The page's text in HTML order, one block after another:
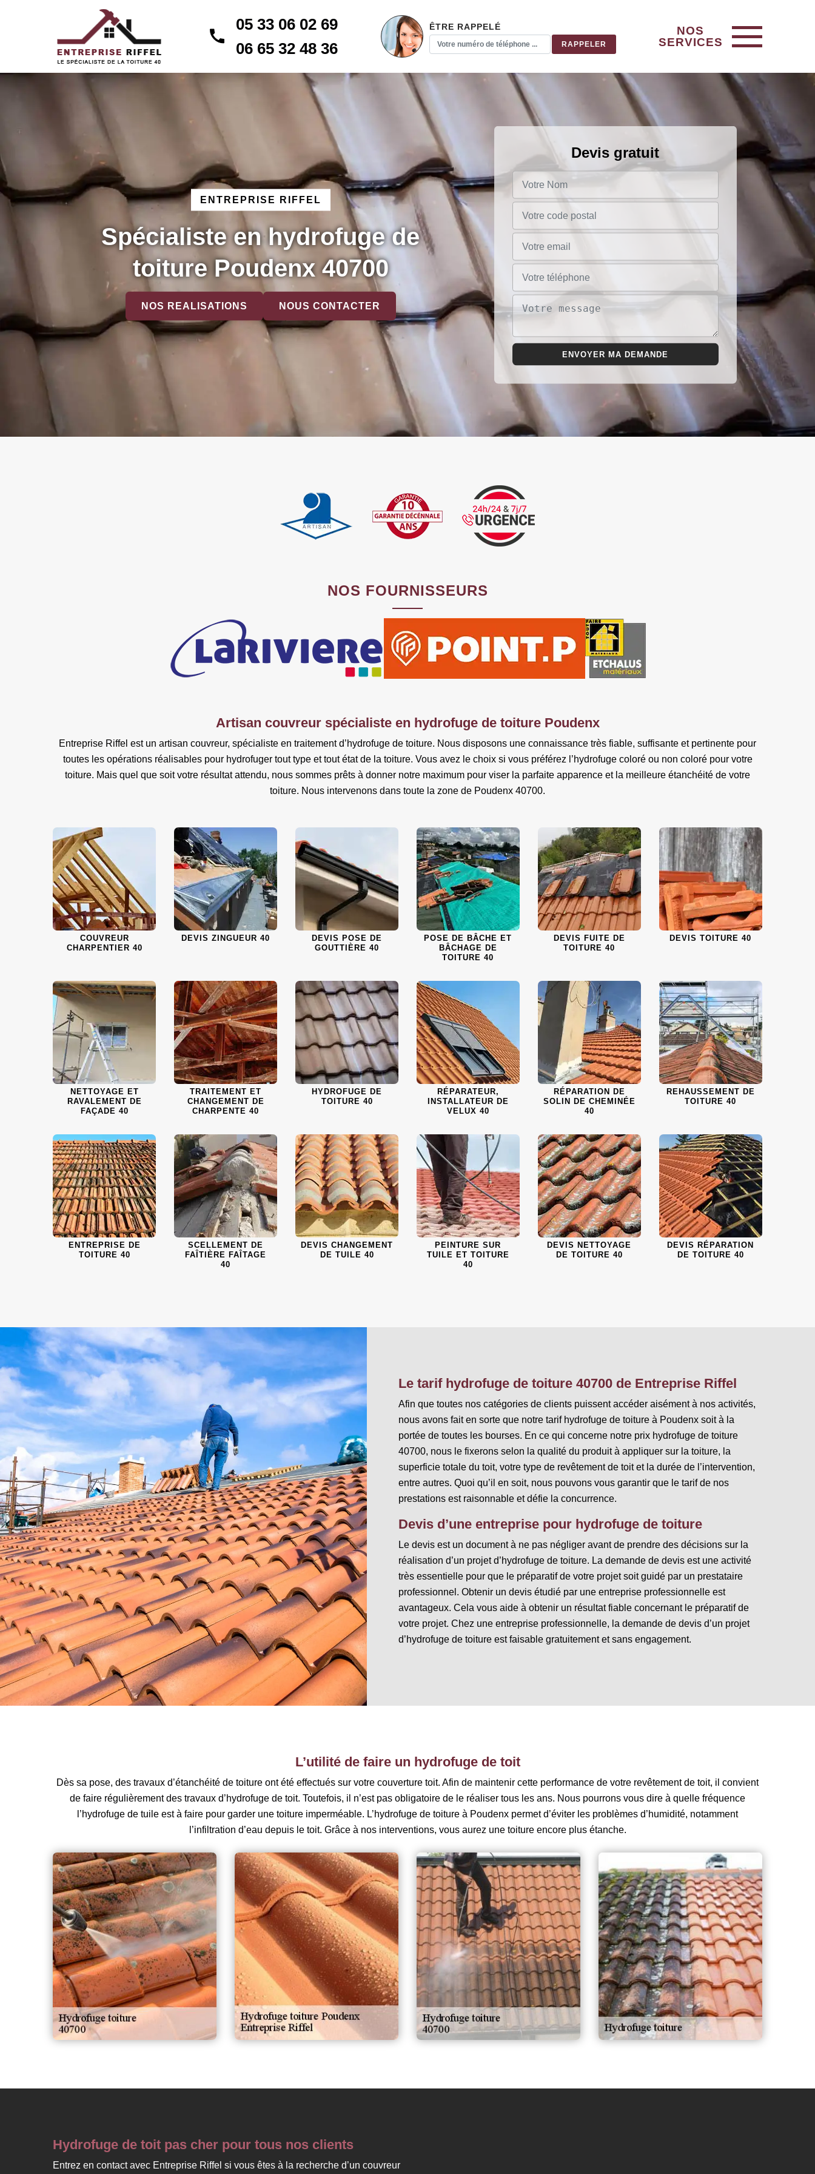
05 33 06 02 69
06 65 32 48 36
ÊTRE RAPPELÉ
NOS
SERVICES
ENTREPRISE RIFFEL
Spécialiste en hydrofuge de
toiture Poudenx 40700
NOS REALISATIONS NOUS CONTACTER
Devis gratuit
NOS FOURNISSEURS
Artisan couvreur spécialiste en hydrofuge de toiture Poudenx
Entreprise Riffel est un artisan couvreur, spécialiste en traitement d’hydrofuge de toiture. Nous disposons une connaissance très fiable, suffisante et pertinente pour
toutes les opérations réalisables pour hydrofuger tout type et tout état de la toiture. Vous avez le choix si vous préférez l’hydrofuge coloré ou non coloré pour votre
toiture. Mais quel que soit votre résultat attendu, nous sommes prêts à donner notre maximum pour viser la parfaite apparence et la meilleure étanchéité de votre
toiture. Nous intervenons dans toute la zone de Poudenx 40700.
COUVREUR
CHARPENTIER 40
DEVIS ZINGUEUR 40
DEVIS POSE DE
GOUTTIÈRE 40
POSE DE BÂCHE ET
BÂCHAGE DE
TOITURE 40
DEVIS FUITE DE
TOITURE 40
DEVIS TOITURE 40
NETTOYAGE ET
RAVALEMENT DE
FAÇADE 40
TRAITEMENT ET
CHANGEMENT DE
CHARPENTE 40
HYDROFUGE DE
TOITURE 40
RÉPARATEUR,
INSTALLATEUR DE
VELUX 40
RÉPARATION DE
SOLIN DE CHEMINÉE
40
REHAUSSEMENT DE
TOITURE 40
ENTREPRISE DE
TOITURE 40
SCELLEMENT DE
FAÎTIÈRE FAÎTAGE
40
DEVIS CHANGEMENT
DE TUILE 40
PEINTURE SUR
TUILE ET TOITURE
40
DEVIS NETTOYAGE
DE TOITURE 40
DEVIS RÉPARATION
DE TOITURE 40
Le tarif hydrofuge de toiture 40700 de Entreprise Riffel
Afin que toutes nos catégories de clients puissent accéder aisément à nos activités,
nous avons fait en sorte que notre tarif hydrofuge de toiture à Poudenx soit à la
portée de toutes les bourses. En ce qui concerne notre prix hydrofuge de toiture
40700, nous le fixerons selon la qualité du produit à appliquer sur la toiture, la
superficie totale du toit, votre type de revêtement de toit et la durée de l’intervention,
entre autres. Quoi qu’il en soit, nous pouvons vous garantir que le tarif de nos
prestations est raisonnable et défie la concurrence.
Devis d’une entreprise pour hydrofuge de toiture
Le devis est un document à ne pas négliger avant de prendre des décisions sur la
réalisation d’un projet d’hydrofuge de toiture. La demande de devis est une activité
très essentielle pour que le préparatif de votre projet soit guidé par un prestataire
professionnel. Obtenir un devis étudié par une entreprise professionnelle est
avantageux. Cela vous aide à obtenir un résultat fiable concernant le préparatif de
votre projet. Chez une entreprise professionnelle, la demande de devis d’un projet
d’hydrofuge de toiture est faisable gratuitement et sans engagement.
L’utilité de faire un hydrofuge de toit
Dès sa pose, des travaux d’étanchéité de toiture ont été effectués sur votre couverture toit. Afin de maintenir cette performance de votre revêtement de toit, il convient
de faire régulièrement des travaux d’hydrofuge de toit. Toutefois, il n’est pas obligatoire de le réaliser tous les ans. Nous pourrons vous dire à quelle fréquence
l’hydrofuge de tuile est à faire pour garder une toiture imperméable. L’hydrofuge de toiture à Poudenx permet d’éviter les problèmes d’humidité, notamment
l’infiltration d’eau depuis le toit. Grâce à nos interventions, vous aurez une toiture encore plus étanche.
Hydrofuge de toit pas cher pour tous nos clients
Entrez en contact avec Entreprise Riffel si vous êtes à la recherche d’un couvreur